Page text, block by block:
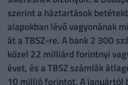
szerint a háztartások
alapokban lévő vagyonának
át a TBSZ-re. A bank 2 300
közel 22 milliárd forintnyi
évet, és a TBSZ számlák
10 millió forintot. A januártól